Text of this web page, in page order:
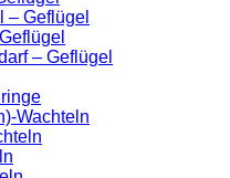
– Geflügel
– Geflügel
Wachteln